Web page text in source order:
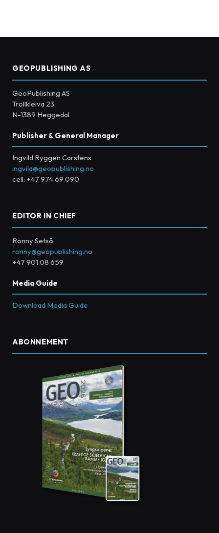
GEOPUBLISHING AS
GeoPublishing AS
Trollkleiva 23
N-1389 Heggedal
Publisher & General Manager
Ingvild Ryggen Carstens
ingvild@geopublishing.no
cell: +47 974 69 090
EDITOR IN CHIEF
Ronny Setså
ronny@geopublishing.no
+47 901 08 659
Media Guide
Download Media Guide
ABONNEMENT